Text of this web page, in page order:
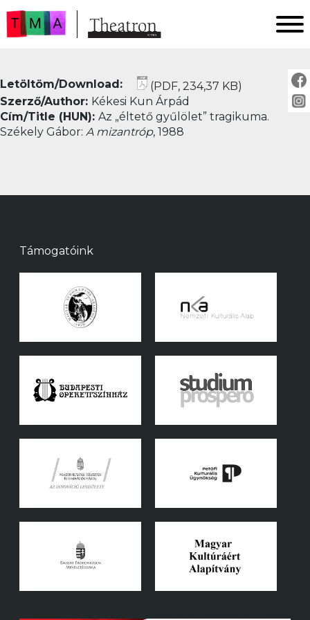
AKTUÁLIS
ARCHÍVUM
IMPRESSZUM
PEER REVIEW
Letöltöm/Download:
(PDF, 234,37 KB)
Szerző/Author: Kékesi Kun Árpád
Cím/Title (HUN): Az „éltető gyűlölet” tragikuma.
Székely Gábor: A mizantróp, 1988
Támogatóink